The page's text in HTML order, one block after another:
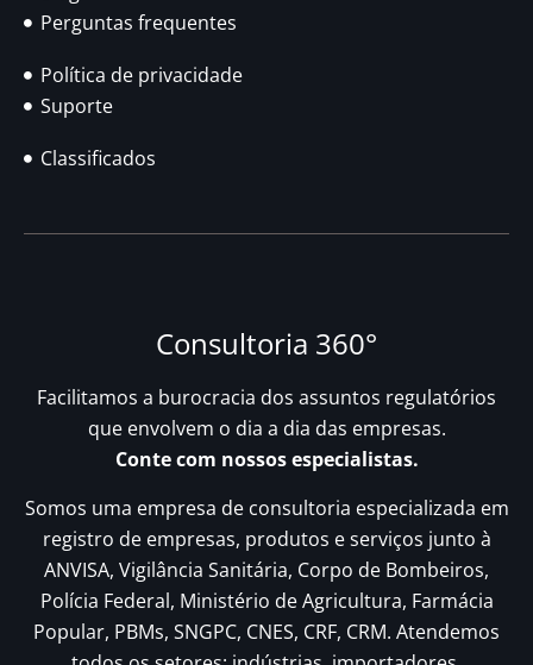
Perguntas frequentes
Política de privacidade
Suporte
Classificados
Consultoria 360°
Facilitamos a burocracia dos assuntos regulatórios
que envolvem o dia a dia das empresas.
Conte com nossos especialistas.
Somos uma empresa de consultoria especializada em
registro de empresas, produtos e serviços junto à
ANVISA, Vigilância Sanitária, Corpo de Bombeiros,
Polícia Federal, Ministério de Agricultura, Farmácia
Popular, PBMs, SNGPC, CNES, CRF, CRM. Atendemos